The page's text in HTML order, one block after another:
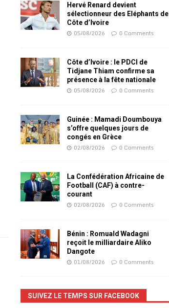
Hervé Renard devient
sélectionneur des Eléphants de
Côte d’Ivoire
05/08/2026 0 Comments
Côte d’Ivoire : le PDCI de
Tidjane Thiam confirme sa
présence à la fête nationale
05/08/2026 0 Comments
Guinée : Mamadi Doumbouya
s’offre quelques jours de
congés en Grèce
02/08/2026 0 Comments
La Confédération Africaine de
Football (CAF) à contre-
courant
02/08/2026 0 Comments
Bénin : Romuald Wadagni
reçoit le milliardaire Aliko
Dangote
01/08/2026 0 Comments
SUIVEZ LE TEMPS SUR FACEBOOK